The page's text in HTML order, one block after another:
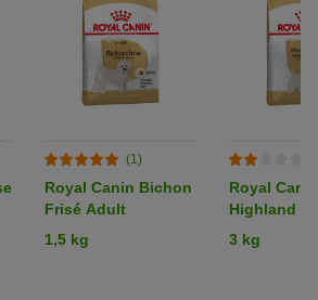
(1)
Royal Canin Bichon
Frisé Adult
1,5 kg
Royal
Highland
Terrier
3 kg